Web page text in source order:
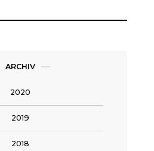
ARCHIV
2020
2019
2018